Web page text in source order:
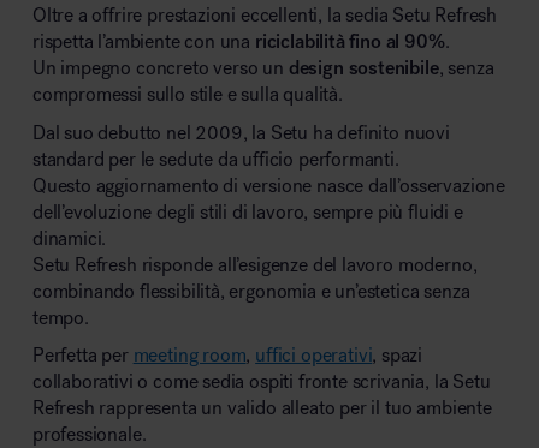
Oltre a offrire prestazioni eccellenti, la sedia Setu Refresh
rispetta l’ambiente con una riciclabilità fino al 90%.
Un impegno concreto verso un design sostenibile, senza
compromessi sullo stile e sulla qualità.
Dal suo debutto nel 2009, la Setu ha definito nuovi
standard per le sedute da ufficio performanti.
Questo aggiornamento di versione nasce dall’osservazione
dell’evoluzione degli stili di lavoro, sempre più fluidi e
dinamici.
Setu Refresh risponde all’esigenze del lavoro moderno,
combinando flessibilità, ergonomia e un’estetica senza
tempo.
Perfetta per meeting room, uffici operativi, spazi
collaborativi o come sedia ospiti fronte scrivania, la Setu
Refresh rappresenta un valido alleato per il tuo ambiente
professionale.